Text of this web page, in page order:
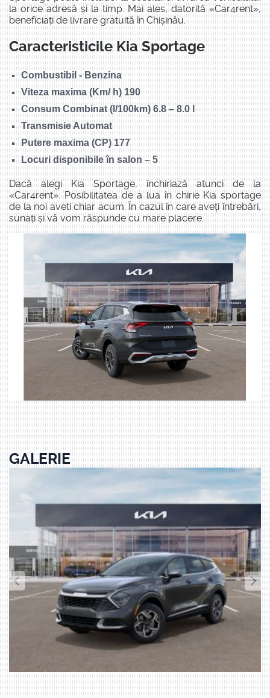
la orice adresă și la timp. Mai ales, datorită «Car4rent»,
beneficiați de livrare gratuită în Chișinău.
Caracteristicile Kia Sportage
Combustibil - Benzina
Viteza maxima (Km/ h) 190
Consum Combinat (l/100km) 6.8 – 8.0 l
Transmisie Automat
Putere maxima (CP) 177
Locuri disponibile în salon – 5
Dacă alegi Kia Sportage, închiriază atunci de la
«Car4rent». Posibilitatea de a lua în chirie Kia sportage
de la noi aveti chiar acum. În cazul în care aveți întrebări,
sunați și vă vom răspunde cu mare placere.
GALERIE